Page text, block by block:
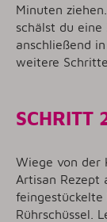
Minuten
schälst du
anschließend
weitere
SCHRITT
Wiege von der
Artisan Rezept
Rührschüssel.